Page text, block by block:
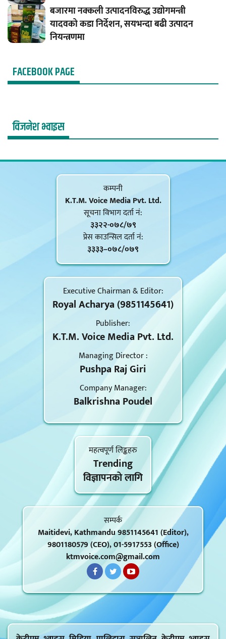
बजारमा नक्कली उत्पादनविरुद्ध उद्योगमन्त्री
यादवको कडा निर्देशन, सयभन्दा बढी उत्पादन
नियन्त्रणमा
FACEBOOK PAGE
विजनेश भ्वाइस
कम्पनी
K.T.M. Voice Media Pvt. Ltd.
सूचना विभाग दर्ता नं‍:
३३२२-०७८/७९
प्रेस काउन्सिल दर्ता नं‍:
३३३३–०७८/०७९
Executive Chairman & Editor:
Royal Acharya (9851145641)
Publisher:
K.T.M. Voice Media Pvt. Ltd.
Managing Director :
Pushpa Raj Giri
Company Manager:
Balkrishna Poudel
महत्वपूर्ण लिङ्कहरु
Trending
विज्ञापनकाे लागि
सम्पर्क
Maitidevi, Kathmandu 9851145641 (Editor),
9801180579 (CEO), 01-5917553 (Office)
ktmvoice.com@gmail.com